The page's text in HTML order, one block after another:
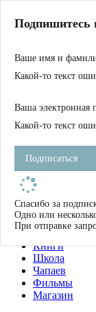
Магазин
Журнал
Школа
Устав
Фильмы
Имена
Тэги
О нас
Журнал
Книги
Школа
Чапаев
Фильмы
Магазин
Подпишитесь
Ваше имя и
Какой-то текст
Ваша электронная
Какой-то текст
Подписаться
Спасибо за
Одно или
При отправке